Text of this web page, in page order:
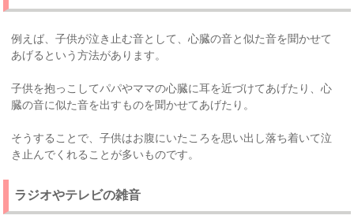
例えば、子供が泣き止む音として、心臓の音と似た音を聞かせて
あげるという方法があります。
子供を抱っこしてパパやママの心臓に耳を近づけてあげたり、心
臓の音に似た音を出すものを聞かせてあげたり。
そうすることで、子供はお腹にいたころを思い出し落ち着いて泣
き止んでくれることが多いものです。
ラジオやテレビの雑音